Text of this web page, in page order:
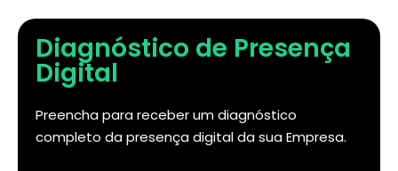
Diagnóstico de Presença
Digital
Preencha para receber um diagnóstico
completo da presença digital da sua Empresa.